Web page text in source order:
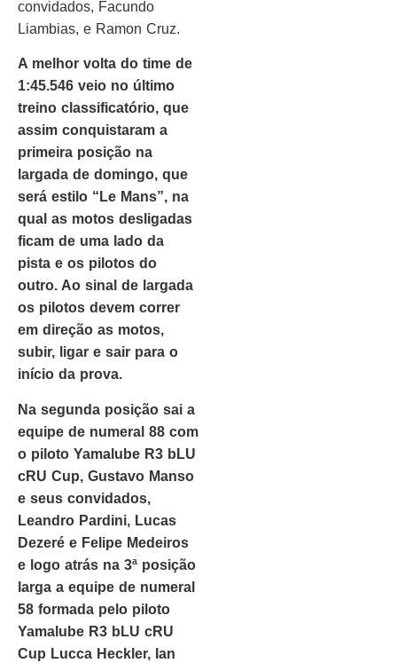
convidados, Facundo
Liambias, e Ramon Cruz.
A melhor volta do time de
1:45.546 veio no último
treino classificatório, que
assim conquistaram a
primeira posição na
largada de domingo, que
será estilo “Le Mans”, na
qual as motos desligadas
ficam de uma lado da
pista e os pilotos do
outro. Ao sinal de largada
os pilotos devem correr
em direção as motos,
subir, ligar e sair para o
início da prova.
Na segunda posição sai a
equipe de numeral 88 com
o piloto Yamalube R3 bLU
cRU Cup, Gustavo Manso
e seus convidados,
Leandro Pardini, Lucas
Dezeré e Felipe Medeiros
e logo atrás na 3ª posição
larga a equipe de numeral
58 formada pelo piloto
Yamalube R3 bLU cRU
Cup Lucca Heckler, Ian